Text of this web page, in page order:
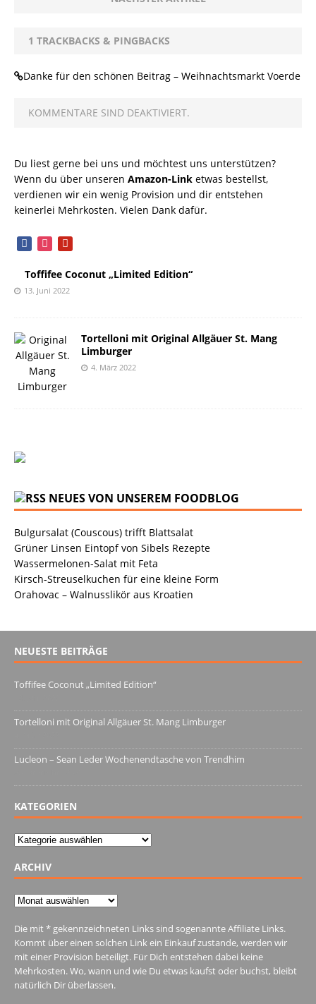
1 TRACKBACKS & PINGBACKS
Danke für den schönen Beitrag – Weihnachtsmarkt Voerde
KOMMENTARE SIND DEAKTIVIERT.
Du liest gerne bei uns und möchtest uns unterstützen?
Wenn du über unseren Amazon-Link etwas bestellst,
verdienen wir ein wenig Provision und dir entstehen
keinerlei Mehrkosten. Vielen Dank dafür.
facebookinstagram
pinterest
Toffifee Coconut „Limited Edition“
13. Juni 2022
Tortelloni mit Original Allgäuer St. Mang
Limburger
4. März 2022
NEUES VON UNSEREM FOODBLOG
Bulgursalat (Couscous) trifft Blattsalat
Grüner Linsen Eintopf von Sibels Rezepte
Wassermelonen-Salat mit Feta
Kirsch-Streuselkuchen für eine kleine Form
Orahovac – Walnusslikör aus Kroatien
NEUESTE BEITRÄGE
Toffifee Coconut „Limited Edition“
Tortelloni mit Original Allgäuer St. Mang Limburger
Lucleon – Sean Leder Wochenendtasche von Trendhim
KATEGORIEN
Kategorien
ARCHIV
Archiv
Die mit * gekennzeichneten Links sind sogenannte Affiliate Links.
Kommt über einen solchen Link ein Einkauf zustande, werden wir
mit einer Provision beteiligt. Für Dich entstehen dabei keine
Mehrkosten. Wo, wann und wie Du etwas kaufst oder buchst, bleibt
natürlich Dir überlassen.